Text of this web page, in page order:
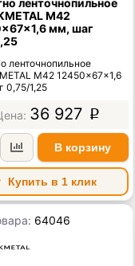
M42
мм, шаг
ленточнопильное
M42 12450×67×1,6
0,75/1,25
36 927 p
В корзину
Купить в 1 клик
64046